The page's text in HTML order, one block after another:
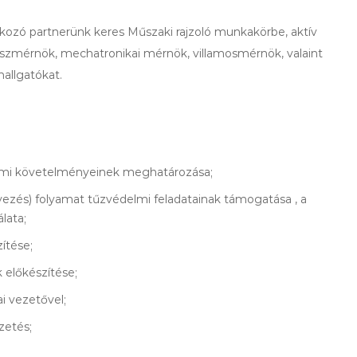
partnerünk keres Műszaki rajzoló munkakörbe, aktív
mechatronikai mérnök, villamosmérnök, valaint
követelményeinek meghatározása;
folyamat tűzvédelmi feladatainak támogatása , a
vezetővel;